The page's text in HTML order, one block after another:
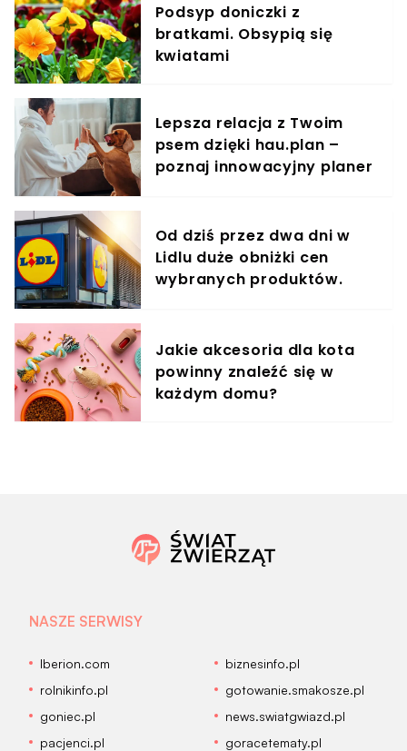
Podsyp doniczki z
bratkami. Obsypią się
kwiatami
Lepsza relacja z Twoim
psem dzięki hau.plan –
poznaj innowacyjny planer
Od dziś przez dwa dni w
Lidlu duże obniżki cen
wybranych produktów.
Jakie akcesoria dla kota
powinny znaleźć się w
każdym domu?
NASZE SERWISY
Iberion.com
biznesinfo.pl
rolnikinfo.pl
gotowanie.smakosze.pl
goniec.pl
news.swiatgwiazd.pl
pacjenci.pl
goracetematy.pl